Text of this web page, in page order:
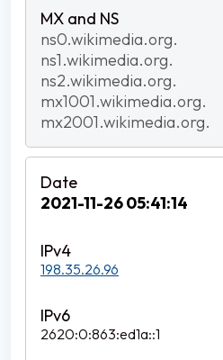
ns0.wikimedia.org.
ns1.wikimedia.org.
ns2.wikimedia.org.
mx1001.wikimedia.org.
mx2001.wikimedia.org.
2021-11-26 05:41:14
198.35.26.96
2620:0:863:ed1a::1